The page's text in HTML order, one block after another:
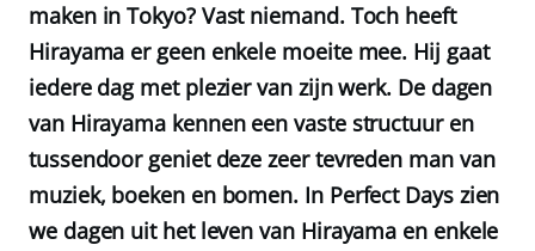
maken in Tokyo? Vast niemand. Toch heeft
Hirayama er geen enkele moeite mee. Hij gaat
iedere dag met plezier van zijn werk. De dagen
van Hirayama kennen een vaste structuur en
tussendoor geniet deze zeer tevreden man van
muziek, boeken en bomen. In Perfect Days zien
we dagen uit het leven van Hirayama en enkele